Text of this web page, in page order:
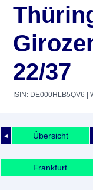
22/37
ISIN: DE000HLB5QV6 |
◄ Übersicht
Frankfurt